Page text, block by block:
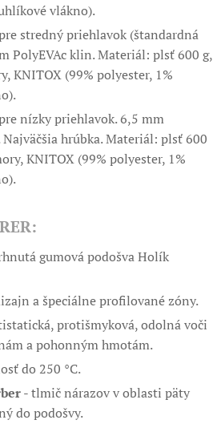
vlákno).
stredný priehlavok (štandardná
PolyEVAc klin. Materiál: plsť 600 g,
KNITOX (99% polyester, 1%
nízky priehlavok. 6,5 mm
hrúbka. Materiál: plsť 600
KNITOX (99% polyester, 1%
gumová podošva Holík
a špeciálne profilované zóny.
protišmyková, odolná voči
a pohonným hmotám.
do 250 °C.
- tlmič nárazov v oblasti päty
do podošvy.